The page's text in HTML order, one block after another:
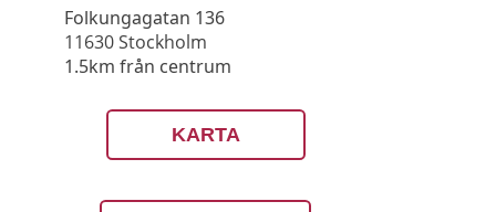
Folkungagatan 136
11630 Stockholm
1.5km från centrum
KARTA